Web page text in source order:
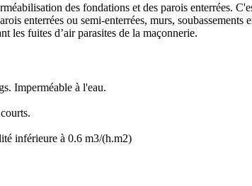
des fondations et des parois enterrées.
enterrées ou semi-enterrées, murs,
les fuites d’air parasites de la maçonnerie.
Imperméable à l'eau.
inférieure à 0.6 m3/(h.m2)